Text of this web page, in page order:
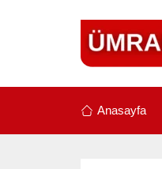
Anasayfa